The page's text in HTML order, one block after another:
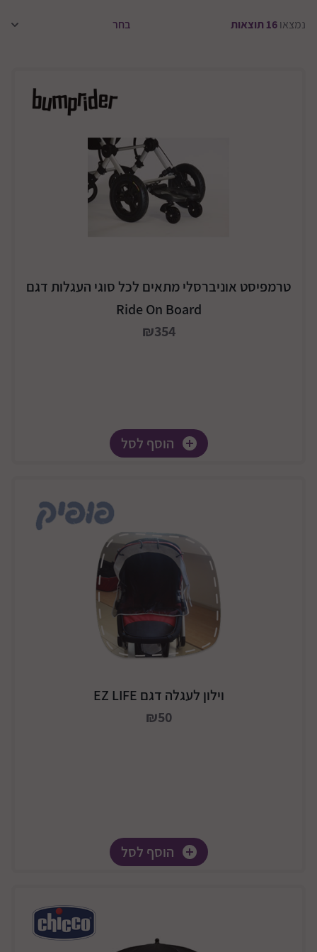
נמצאו16 תוצאות
טרמפיסט אוניברסלי מתאים לכל סוגי העגלות דגם
Ride On Board
₪354
הוסף לסל
וילון לעגלה דגם EZ LIFE
₪50
הוסף לסל